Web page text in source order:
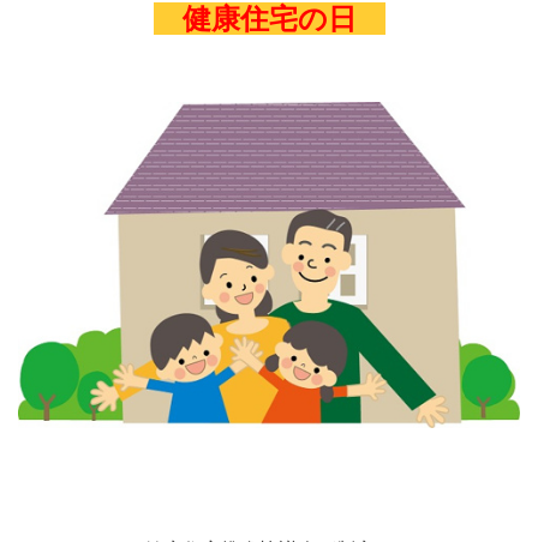
健康住宅の日